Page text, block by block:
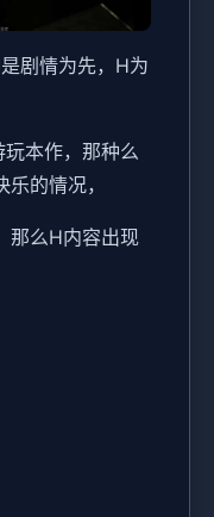
剧情为先，H为
本作，那种么
的情况，
那么H内容出现